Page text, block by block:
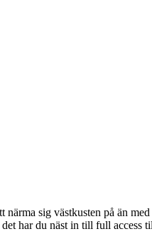
närma sig västkusten på än
har du näst in till full